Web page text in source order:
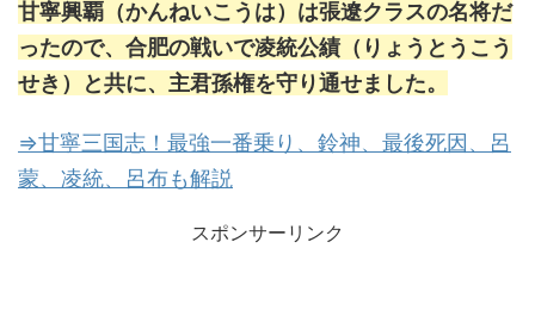
甘寧興覇（かんねいこうは）は張遼クラスの名将だ
ったので、合肥の戦いで凌統公績（りょうとうこう
せき）と共に、主君孫権を守り通せました。
⇒甘寧三国志！最強一番乗り、鈴神、最後死因、呂
蒙、凌統、呂布も解説
スポンサーリンク